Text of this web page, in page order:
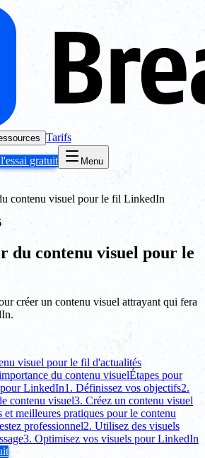
Tarifs
gratuit Menu
contenu visuel pour le fil LinkedIn
du contenu visuel pour le
créer un contenu visuel attrayant qui fera
visuel pour le fil d'actualités
du contenu visuelÉtapes pour
LinkedIn1. Définissez vos objectifs2.
contenu visuel3. Créez un contenu visuel
et meilleures pratiques pour le contenu
professionnel2. Utilisez des visuels
3. Optimisez vos visuels pour LinkedIn